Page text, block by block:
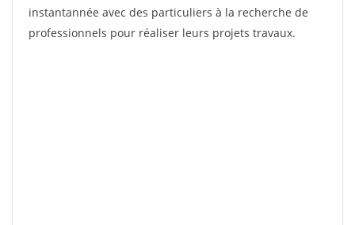
instantannée avec des particuliers à la recherche de
professionnels pour réaliser leurs projets travaux.